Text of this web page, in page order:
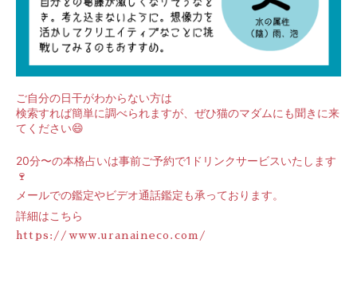
ご自分の日干がわからない方は
検索すれば簡単に調べられますが、ぜひ猫のマダムにも聞きに来
てください😄
20分〜の本格占いは事前ご予約で1ドリンクサービスいたします
🍷
メールでの鑑定やビデオ通話鑑定も承っております。
詳細はこちら
https://www.uranaineco.com/